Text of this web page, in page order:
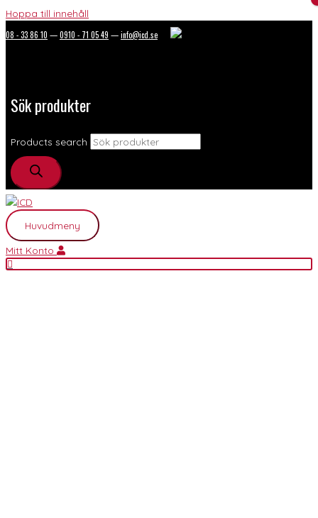
Hoppa till innehåll
08 - 33 86 10 —0910 - 71 05 49 —info@icd.se
Sök produkter
Products search
Huvudmeny
Mitt Konto